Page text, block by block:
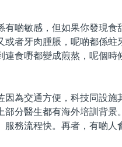
啲敏感，但如果你發現食
者牙肉腫脹，呢啲都係蛀
食嘢都變成煎熬，呢個時
交通方便，科技同設施
分醫生都有海外培訓背景
務流程快。再者，有啲人